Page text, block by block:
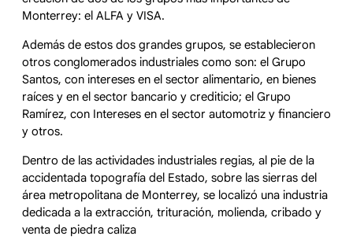
Monterrey: el ALFA y VISA.
Además de estos dos grandes grupos, se establecieron
otros conglomerados industriales como son: el Grupo
Santos, con intereses en el sector alimentario, en bienes
raíces y en el sector bancario y crediticio; el Grupo
Ramírez, con Intereses en el sector automotriz y financiero
y otros.
Dentro de las actividades industriales regias, al pie de la
accidentada topografía del Estado, sobre las sierras del
área metropolitana de Monterrey, se localizó una industria
dedicada a la extracción, trituración, molienda, cribado y
venta de piedra caliza